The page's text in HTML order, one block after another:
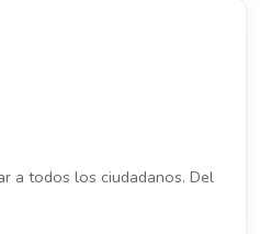
a todos los ciudadanos. Del